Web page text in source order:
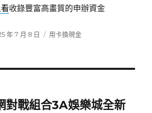
收錄豐富高畫質的申辦資金
年 7 月 8 日
分
用卡換現金
對戰組合3A娛樂城全新